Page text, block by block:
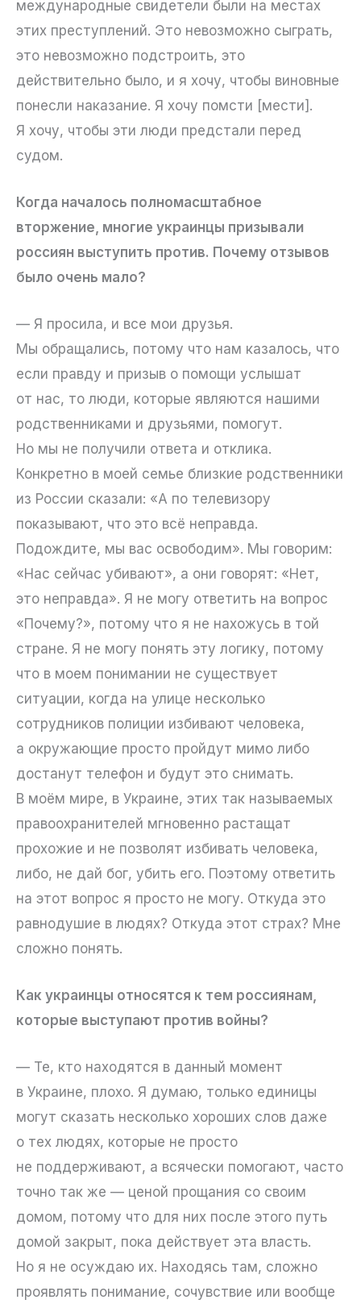
международные свидетели были на местах
этих преступлений. Это невозможно сыграть,
это невозможно подстроить, это
действительно было, и я хочу, чтобы виновные
понесли наказание. Я хочу помсти [мести].
Я хочу, чтобы эти люди предстали перед
судом.
Когда началось полномасштабное
вторжение, многие украинцы призывали
россиян выступить против. Почему отзывов
было очень мало?
— Я просила, и все мои друзья.
Мы обращались, потому что нам казалось, что
если правду и призыв о помощи услышат
от нас, то люди, которые являются нашими
родственниками и друзьями, помогут.
Но мы не получили ответа и отклика.
Конкретно в моей семье близкие родственники
из России сказали: «А по телевизору
показывают, что это всё неправда.
Подождите, мы вас освободим». Мы говорим:
«Нас сейчас убивают», а они говорят: «Нет,
это неправда». Я не могу ответить на вопрос
«Почему?», потому что я не нахожусь в той
стране. Я не могу понять эту логику, потому
что в моем понимании не существует
ситуации, когда на улице несколько
сотрудников полиции избивают человека,
а окружающие просто пройдут мимо либо
достанут телефон и будут это снимать.
В моём мире, в Украине, этих так называемых
правоохранителей мгновенно растащат
прохожие и не позволят избивать человека,
либо, не дай бог, убить его. Поэтому ответить
на этот вопрос я просто не могу. Откуда это
равнодушие в людях? Откуда этот страх? Мне
сложно понять.
Как украинцы относятся к тем россиянам,
которые выступают против войны?
— Те, кто находятся в данный момент
в Украине, плохо. Я думаю, только единицы
могут сказать несколько хороших слов даже
о тех людях, которые не просто
не поддерживают, а всячески помогают, часто
точно так же — ценой прощания со своим
домом, потому что для них после этого путь
домой закрыт, пока действует эта власть.
Но я не осуждаю их. Находясь там, сложно
проявлять понимание, сочувствие или вообще